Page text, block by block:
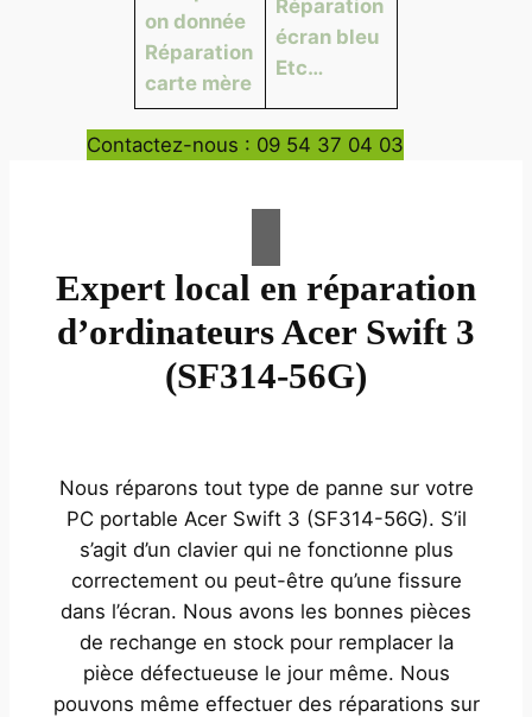
on donnée
Réparation
carte mère
Réparation
écran bleu
Etc…
Contactez-nous : 09 54 37 04 03
Expert local en réparation
d’ordinateurs Acer Swift 3
(SF314-56G)
Nous réparons tout type de panne sur votre
PC portable Acer Swift 3 (SF314-56G). S’il
s’agit d’un clavier qui ne fonctionne plus
correctement ou peut-être qu’une fissure
dans l’écran. Nous avons les bonnes pièces
de rechange en stock pour remplacer la
pièce défectueuse le jour même. Nous
pouvons même effectuer des réparations sur